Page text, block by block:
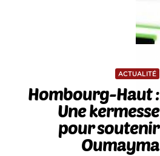
ACTUALITÉ
Hombourg-Haut :
Une kermesse
pour soutenir
Oumayma